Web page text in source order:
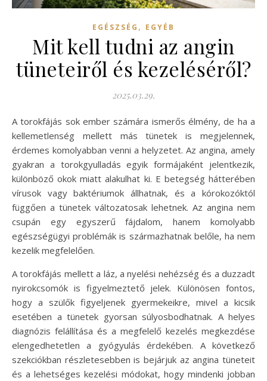
EGÉSZSÉG , EGYÉB
Mit kell tudni az angin
tüneteiről és kezeléséről?
2025.03.29.
A torokfájás sok ember számára ismerős élmény, de ha a
kellemetlenség mellett más tünetek is megjelennek,
érdemes komolyabban venni a helyzetet. Az angina, amely
gyakran a torokgyulladás egyik formájaként jelentkezik,
különböző okok miatt alakulhat ki. E betegség hátterében
vírusok vagy baktériumok állhatnak, és a kórokozóktól
függően a tünetek változatosak lehetnek. Az angina nem
csupán egy egyszerű fájdalom, hanem komolyabb
egészségügyi problémák is származhatnak belőle, ha nem
kezelik megfelelően.
A torokfájás mellett a láz, a nyelési nehézség és a duzzadt
nyirokcsomók is figyelmeztető jelek. Különösen fontos,
hogy a szülők figyeljenek gyermekeikre, mivel a kicsik
esetében a tünetek gyorsan súlyosbodhatnak. A helyes
diagnózis felállítása és a megfelelő kezelés megkezdése
elengedhetetlen a gyógyulás érdekében. A következő
szekciókban részletesebben is bejárjuk az angina tüneteit
és a lehetséges kezelési módokat, hogy mindenki jobban